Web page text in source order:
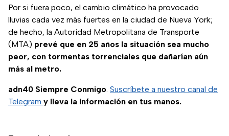
Por si fuera poco, el cambio climático ha provocado
lluvias cada vez más fuertes en la ciudad de Nueva York;
de hecho, la Autoridad Metropolitana de Transporte
(MTA) prevé que en 25 años la situación sea mucho
peor, con tormentas torrenciales que dañarían aún
más al metro.
adn40 Siempre Conmigo. Suscríbete a nuestro canal de
Telegram y lleva la información en tus manos.